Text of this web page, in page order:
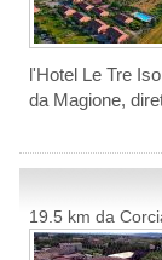
l'Hotel Le Tre
da Magione,
19.5 km da